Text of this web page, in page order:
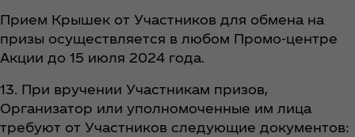
Прием Крышек от Участников для обмена на
призы осуществляется в любом Промо-центре
Акции до 15 июля 2024 года.
13. При вручении Участникам призов,
Организатор или уполномоченные им лица
требуют от Участников следующие документов: